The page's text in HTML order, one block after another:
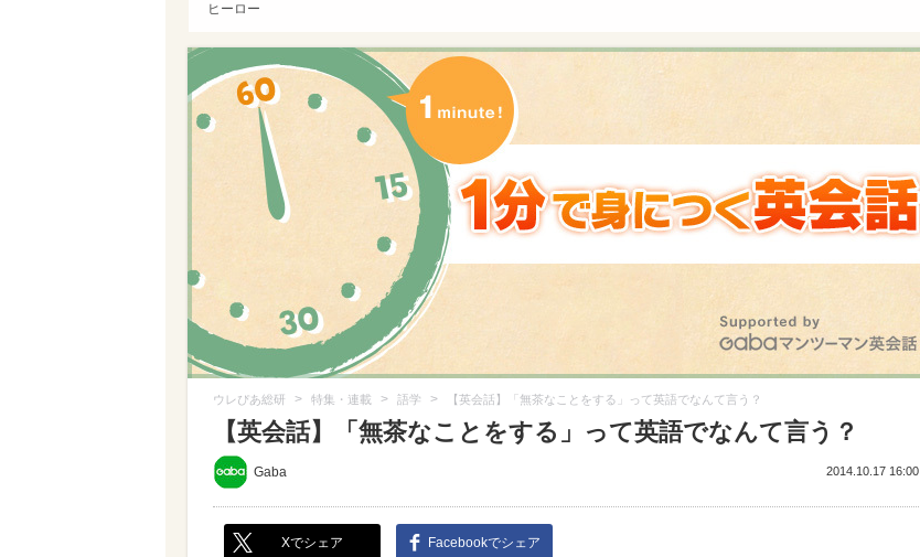
ヒーロー
ウレぴあ総研 > 特集・連載 > 語学 > 【英会話】「無茶なことをする」って英語でなんて言う？
【英会話】「無茶なことをする」って英語でなんて言う？
Gaba 2014.10.17 16:00
Xでシェア Facebookでシェア